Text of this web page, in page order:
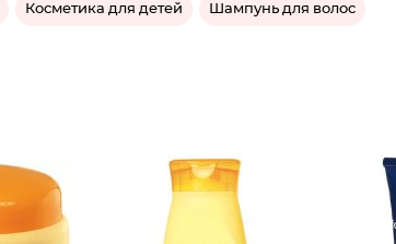
Косметика для детей Шампунь для волос